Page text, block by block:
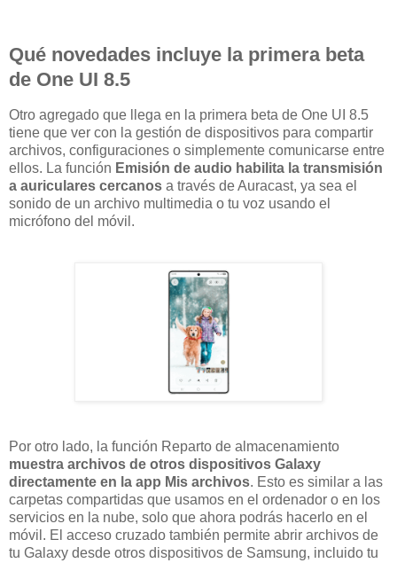
Qué novedades incluye la primera beta
de One UI 8.5
Otro agregado que llega en la primera beta de One UI 8.5
tiene que ver con la gestión de dispositivos para compartir
archivos, configuraciones o simplemente comunicarse entre
ellos. La función Emisión de audio habilita la transmisión
a auriculares cercanos a través de Auracast, ya sea el
sonido de un archivo multimedia o tu voz usando el
micrófono del móvil.
Por otro lado, la función Reparto de almacenamiento
muestra archivos de otros dispositivos Galaxy
directamente en la app Mis archivos. Esto es similar a las
carpetas compartidas que usamos en el ordenador o en los
servicios en la nube, solo que ahora podrás hacerlo en el
móvil. El acceso cruzado también permite abrir archivos de
tu Galaxy desde otros dispositivos de Samsung, incluido tu